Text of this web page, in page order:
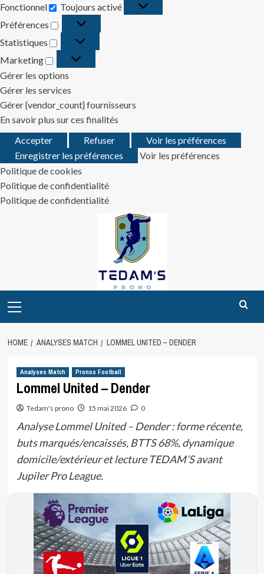
Fonctionnel
Fonctionnel
Toujours activé
Préférences
Préférences
Statistiques
Statistiques
Marketing
Marketing
Gérer les options
Gérer les services
Gérer {vendor_count} fournisseurs
En savoir plus sur ces finalités
Accepter
Refuser
Voir les préférences
Enregistrer les préférences
Voir les préférences
Politique de cookies
Politique de confidentialité
Politique de confidentialité
Menu
HOME ANALYSES MATCH LOMMEL UNITED – DENDER
Analyses Match Pronos Football
Lommel United – Dender
Tedam's prono 15 mai 2026 0
Analyse Lommel United – Dender : forme récente,
buts marqués/encaissés, BTTS 68%, dynamique
domicile/extérieur et lecture TEDAM’S avant
Jupiler Pro League.